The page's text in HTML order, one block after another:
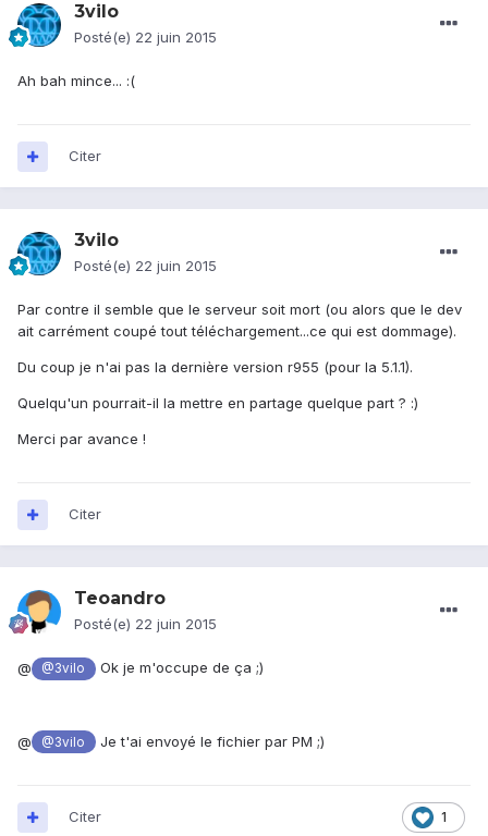
3vilo
Posté(e) 22 juin 2015
Ah bah mince... :(
Citer
3vilo
Posté(e) 22 juin 2015
Par contre il semble que le serveur soit mort (ou alors que le dev
ait carrément coupé tout téléchargement...ce qui est dommage).
Du coup je n'ai pas la dernière version r955 (pour la 5.1.1).
Quelqu'un pourrait-il la mettre en partage quelque part ? :)
Merci par avance !
Citer
Teoandro
Posté(e) 22 juin 2015
@ @3vilo Ok je m'occupe de ça ;)
@ @3vilo Je t'ai envoyé le fichier par PM ;)
1
Citer